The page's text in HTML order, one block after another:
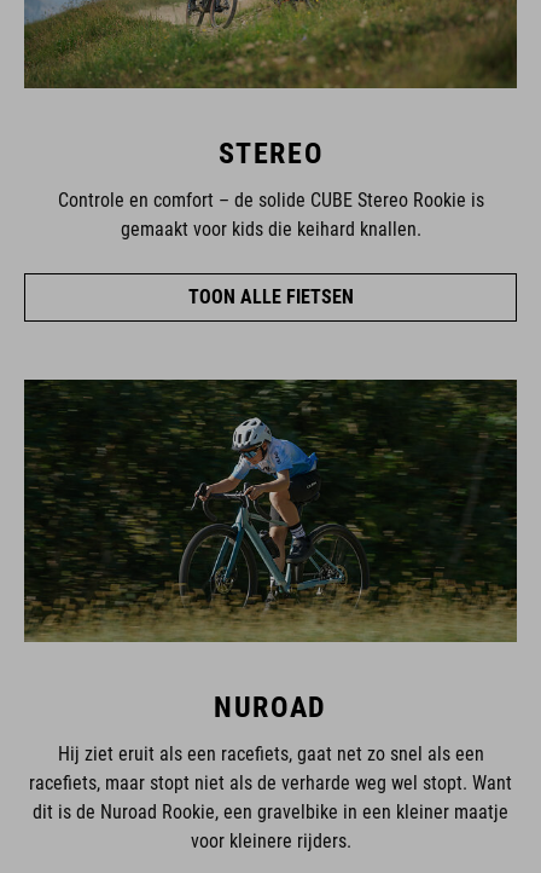
STEREO
Controle en comfort – de solide CUBE Stereo Rookie is
gemaakt voor kids die keihard knallen.
TOON ALLE FIETSEN
NUROAD
Hij ziet eruit als een racefiets, gaat net zo snel als een
racefiets, maar stopt niet als de verharde weg wel stopt. Want
dit is de Nuroad Rookie, een gravelbike in een kleiner maatje
voor kleinere rijders.